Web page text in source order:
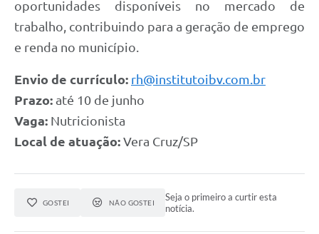
oportunidades disponíveis no mercado de
trabalho, contribuindo para a geração de emprego
e renda no município.
Envio de currículo: rh@institutoibv.com.br
Prazo: até 10 de junho
Vaga: Nutricionista
Local de atuação: Vera Cruz/SP
GOSTEI NÃO GOSTEI
Seja o primeiro a curtir esta
notícia.